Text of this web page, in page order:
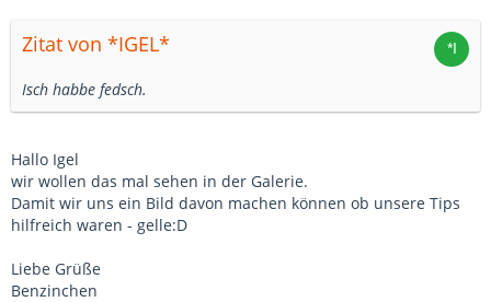
Zitat von *IGEL*
Isch habbe fedsch.
Hallo Igel
wir wollen das mal sehen in der Galerie.
Damit wir uns ein Bild davon machen können ob unsere Tips
hilfreich waren - gelle:D
Liebe Grüße
Benzinchen